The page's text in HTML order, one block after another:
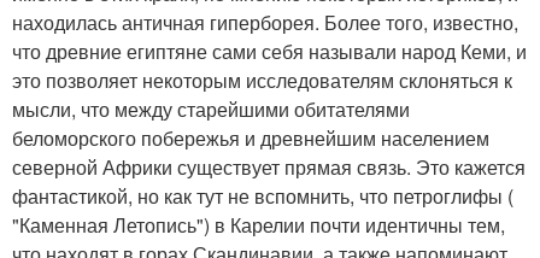
находилась античная гиперборея. Более того, известно,
что древние египтяне сами себя называли народ Кеми, и
это позволяет некоторым исследователям склоняться к
мысли, что между старейшими обитателями
беломорского побережья и древнейшим населением
северной Африки существует прямая связь. Это кажется
фантастикой, но как тут не вспомнить, что петроглифы (
"Каменная Летопись") в Карелии почти идентичны тем,